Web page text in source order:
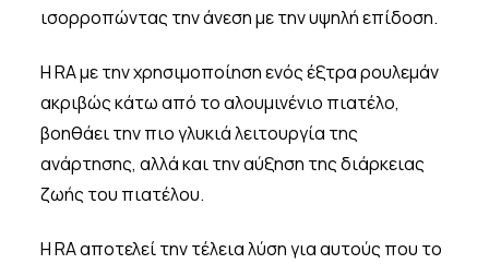
ισορροπώντας την άνεση με την υψηλή επίδοση.
Η RA με την χρησιμοποίηση ενός έξτρα ρουλεμάν
ακριβώς κάτω από το αλουμινένιο πιατέλο,
βοηθάει την πιο γλυκιά λειτουργία της
ανάρτησης, αλλά και την αύξηση της διάρκειας
ζωής του πιατέλου.
Η RA αποτελεί την τέλεια λύση για αυτούς που το